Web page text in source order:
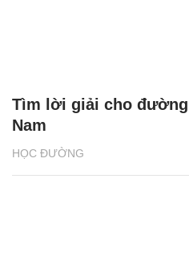
HỌC ĐƯỜNG
Tìm lời giải cho
Nam